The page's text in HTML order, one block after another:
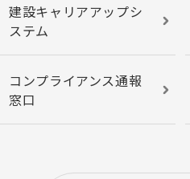
建設キャリアアップシ
ステム
コンプライアンス通報
窓口